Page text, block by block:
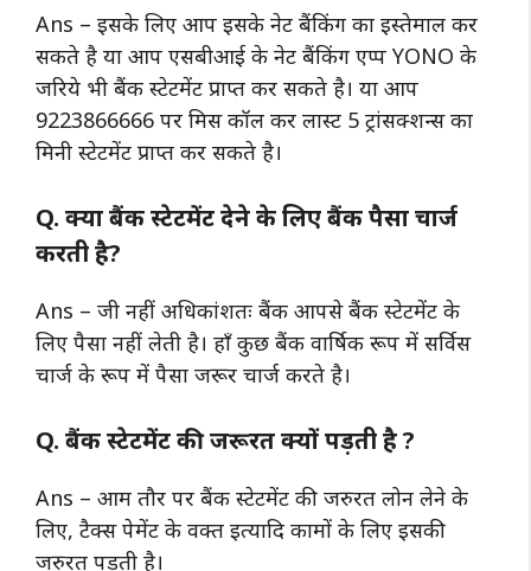
Ans – इसके लिए आप इसके नेट बैंकिंग का इस्तेमाल कर
सकते है या आप एसबीआई के नेट बैंकिंग एप्प YONO के
जरिये भी बैंक स्टेटमेंट प्राप्त कर सकते है। या आप
9223866666 पर मिस कॉल कर लास्ट 5 ट्रांसक्शन्स का
मिनी स्टेटमेंट प्राप्त कर सकते है।
Q. क्या बैंक स्टेटमेंट देने के लिए बैंक पैसा चार्ज
करती है?
Ans – जी नहीं अधिकांशतः बैंक आपसे बैंक स्टेटमेंट के
लिए पैसा नहीं लेती है। हाँ कुछ बैंक वार्षिक रूप में सर्विस
चार्ज के रूप में पैसा जरूर चार्ज करते है।
Q. बैंक स्टेटमेंट की जरूरत क्यों पड़ती है ?
Ans – आम तौर पर बैंक स्टेटमेंट की जरुरत लोन लेने के
लिए, टैक्स पेमेंट के वक्त इत्यादि कामों के लिए इसकी
जरुरत पड़ती है।